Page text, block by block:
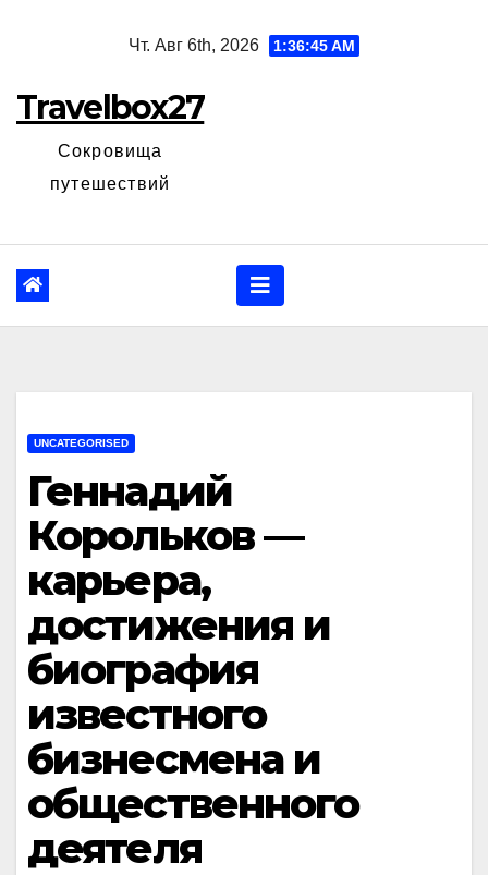
Чт. Авг 6th, 2026 1:36:46 AM
Travelbox27
Сокровища
путешествий
UNCATEGORISED
Геннадий
Корольков —
карьера,
достижения и
биография
известного
бизнесмена и
общественного
деятеля